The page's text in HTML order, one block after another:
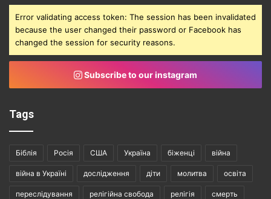
Error validating access token: The session has been invalidated
because the user changed their password or Facebook has
changed the session for security reasons.
Subscribe to our instagram
Tags
Біблія Росія США Україна біженці війна
війна в Україні дослідження діти молитва освіта
переслідування релігійна свобода релігія смерть